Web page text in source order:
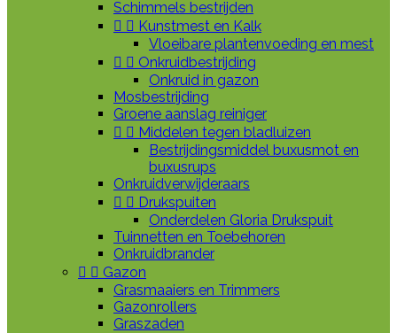
Schimmels bestrijden
  Kunstmest en Kalk
Vloeibare plantenvoeding en mest
  Onkruidbestrijding
Onkruid in gazon
Mosbestrijding
Groene aanslag reiniger
  Middelen tegen bladluizen
Bestrijdingsmiddel buxusmot en
buxusrups
Onkruidverwijderaars
  Drukspuiten
Onderdelen Gloria Drukspuit
Tuinnetten en Toebehoren
Onkruidbrander
  Gazon
Grasmaaiers en Trimmers
Gazonrollers
Graszaden